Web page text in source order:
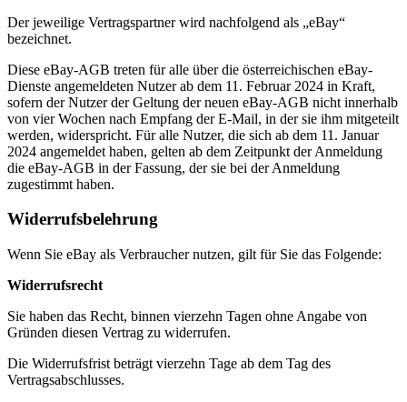
Der jeweilige Vertragspartner wird nachfolgend als „eBay“
bezeichnet.
Diese eBay-AGB treten für alle über die österreichischen eBay-
Dienste angemeldeten Nutzer ab dem 11. Februar 2024 in Kraft,
sofern der Nutzer der Geltung der neuen eBay-AGB nicht innerhalb
von vier Wochen nach Empfang der E-Mail, in der sie ihm mitgeteilt
werden, widerspricht. Für alle Nutzer, die sich ab dem 11. Januar
2024 angemeldet haben, gelten ab dem Zeitpunkt der Anmeldung
die eBay-AGB in der Fassung, der sie bei der Anmeldung
zugestimmt haben.
Widerrufsbelehrung
Wenn Sie eBay als Verbraucher nutzen, gilt für Sie das Folgende:
Widerrufsrecht
Sie haben das Recht, binnen vierzehn Tagen ohne Angabe von
Gründen diesen Vertrag zu widerrufen.
Die Widerrufsfrist beträgt vierzehn Tage ab dem Tag des
Vertragsabschlusses.